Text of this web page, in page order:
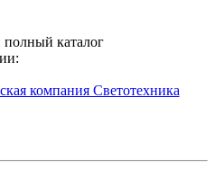
полный каталог